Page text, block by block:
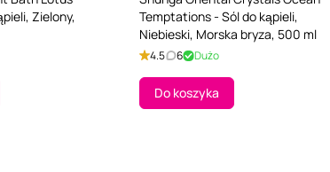
Zielony,
Temptations - Sól do kąpieli,
Niebieski, Morska bryza, 500 ml
4.5 6 Dużo
Do koszyka